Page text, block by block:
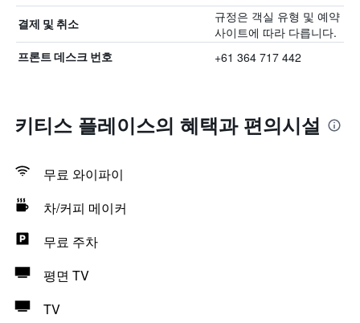
결제 및 취소
규정은 객실 유형 및 예약
사이트에 따라 다릅니다.
프론트 데스크 번호 +61 364 717 442
키티스 플레이스의 혜택​과 편의시설
무료 와이파이
차/커피 메이커
무료 주차
평면 TV
TV